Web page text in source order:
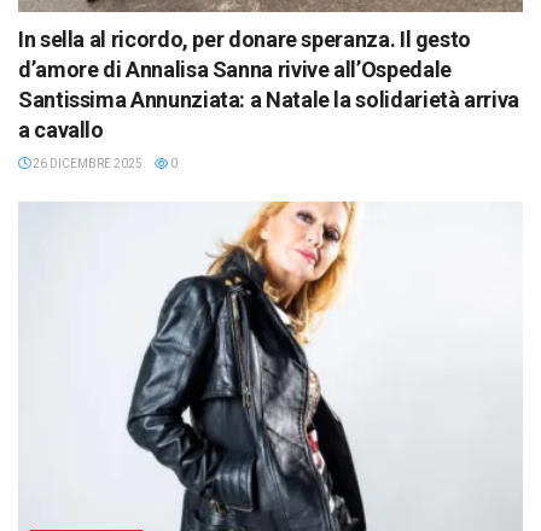
In sella al ricordo, per donare speranza. Il gesto
d’amore di Annalisa Sanna rivive all’Ospedale
Santissima Annunziata: a Natale la solidarietà arriva
a cavallo
26 DICEMBRE 2025 0